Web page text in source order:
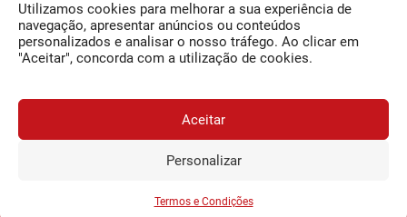
Utilizamos cookies para melhorar a sua experiência de
navegação, apresentar anúncios ou conteúdos
personalizados e analisar o nosso tráfego. Ao clicar em
"Aceitar", concorda com a utilização de cookies.
Aceitar
Personalizar
Termos e Condições
0,34€/semana
Siga-nos
Facebook
O Jornal da Bairrada
Contactos
Termos e Condições
© 2026 Jornal da Bairrada